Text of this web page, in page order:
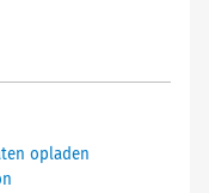
opladen